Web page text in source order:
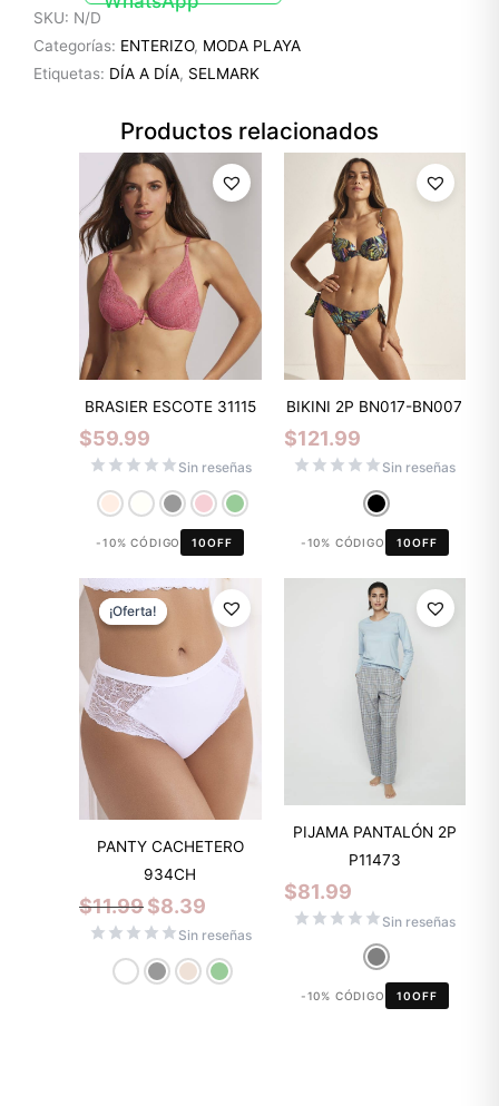
SKU: N/D
Categorías: ENTERIZO, MODA PLAYA
Etiquetas: DÍA A DÍA, SELMARK
Productos relacionados
BRASIER ESCOTE 31115
$59.99
Sin reseñas
-10% CÓDIGO 10OFF
BIKINI 2P BN017-BN007
$121.99
Sin reseñas
-10% CÓDIGO 10OFF
¡Oferta!
¡Oferta!
PANTY CACHETERO
934CH
$11.99
El
precio
original
$11.99.
$8.39
El
precio
actual
es:
$8.39.
Sin reseñas
PIJAMA PANTALÓN 2P
P11473
$81.99
Sin reseñas
-10% CÓDIGO 10OFF